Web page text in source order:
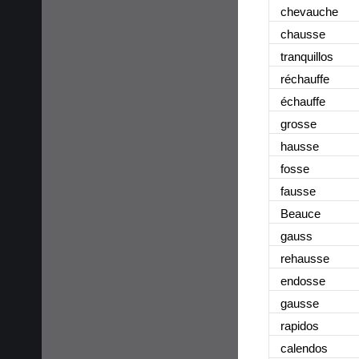
chevauche
chausse
tranquillos
réchauffe
échauffe
grosse
hausse
fosse
fausse
Beauce
gauss
rehausse
endosse
gausse
rapidos
calendos